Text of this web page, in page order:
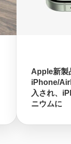
Apple新製
iPhone/
入され、
ニウムに